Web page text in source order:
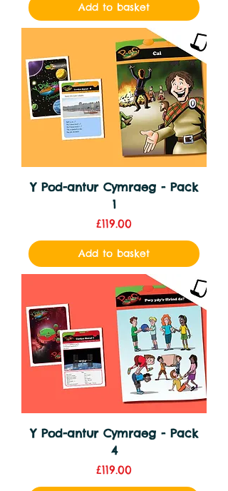
Add to basket
Y Pod-antur Cymraeg - Pack
1
Price
£119.00
Add to basket
Y Pod-antur Cymraeg - Pack
4
Price
£119.00